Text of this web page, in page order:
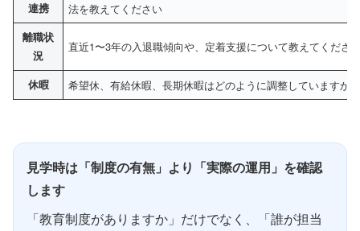
連携
法を教えてください
離職状
況
直近1〜3年の入退職傾向や、定着支援について教えてくださ
休暇 希望休、有給休暇、長期休暇はどのように調整していますか
見学時は「制度の有無」より「実際の運用」を確認
します
「教育制度がありますか」だけでなく、「誰が担当